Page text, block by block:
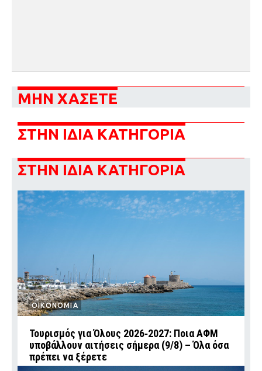
ΜΗΝ ΧΑΣΕΤΕ
ΣΤΗΝ ΙΔΙΑ ΚΑΤΗΓΟΡΙΑ
ΣΤΗΝ ΙΔΙΑ ΚΑΤΗΓΟΡΙΑ
ΟΙΚΟΝΟΜΙΑ
Τουρισμός για Όλους 2026‑2027: Ποια ΑΦΜ
υποβάλλουν αιτήσεις σήμερα (9/8) – Όλα όσα
πρέπει να ξέρετε